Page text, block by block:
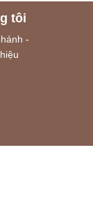
tôi
-